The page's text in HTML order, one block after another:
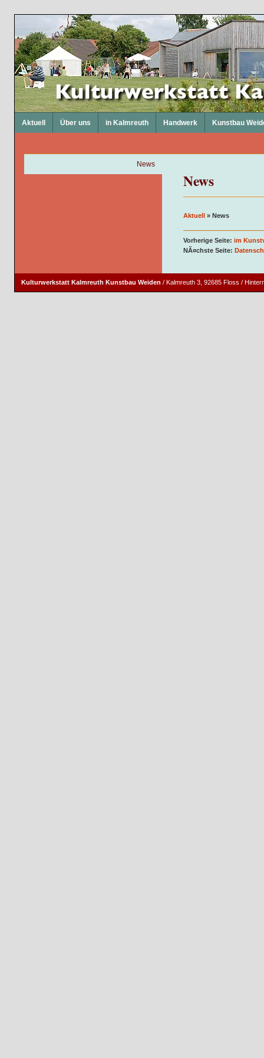
Aktuell Über uns in Kalmreuth Handwerk Kunstbau
News
News
Aktuell » News
Vorherige Seite: im
NÃ¤chste Seite:
Kulturwerkstatt Kalmreuth Kunstbau Weiden / Kalmreuth 3, 92685 Floss /